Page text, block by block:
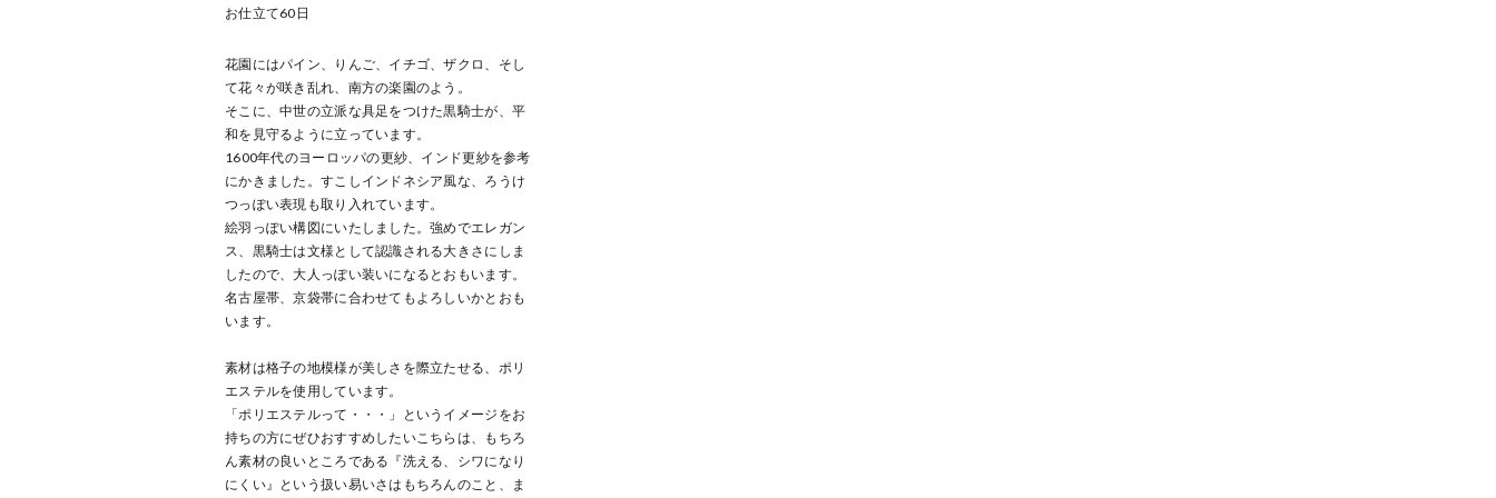
お仕立て60 日
花園にはパイン、りんご、イチゴ、ザクロ、そし
て花々が咲き乱れ、南方の楽園のよう。
そこに、中世の立派な具足をつけた黒騎士が、平
和を見守るように立っています。
1600年代のヨーロッパの更紗、インド更紗を参考
にかきました。すこしインドネシア風な、ろうけ
つっぽい表現も取り入れています。
絵羽っぽい構図にいたしました。強めでエレガン
ス、黒騎士は文様として認識される大きさにしま
したので、大人っぽい装いになるとおもいます。
名古屋帯、京袋帯に合わせてもよろしいかとおも
います。
素材は格子の地模様が美しさを際立たせる、ポリ
エステルを使用しています。
「ポリエステルって・・・」というイメージをお
持ちの方にぜひおすすめしたいこちらは、もちろ
ん素材の良いところである『洗える、シワになり
にくい』という扱い易いさはもちろんのこと、ま